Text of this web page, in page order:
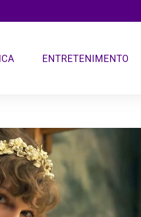
ENTRETENIMENTO